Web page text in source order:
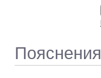
Пояснения